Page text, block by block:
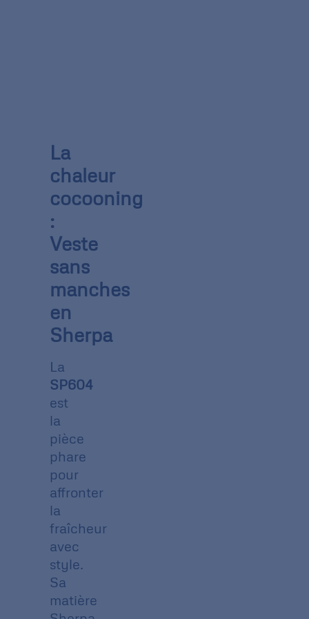
La
chaleur
cocooning
:
Veste
sans
manches
en
Sherpa
La
SP604
est
la
pièce
phare
pour
affronter
la
fraîcheur
avec
style.
Sa
matière